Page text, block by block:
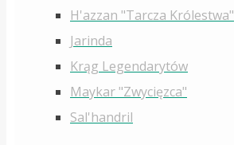
H'azzan "Tarcza Królestwa"
Jarinda
Krąg Legendarytów
Maykar "Zwycięzca"
Sal'handril